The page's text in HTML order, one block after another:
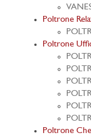
Poltrone
Poltrone
Poltrone